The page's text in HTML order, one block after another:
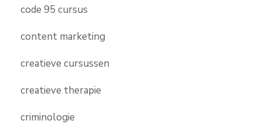
code 95 cursus
content marketing
creatieve cursussen
creatieve therapie
criminologie